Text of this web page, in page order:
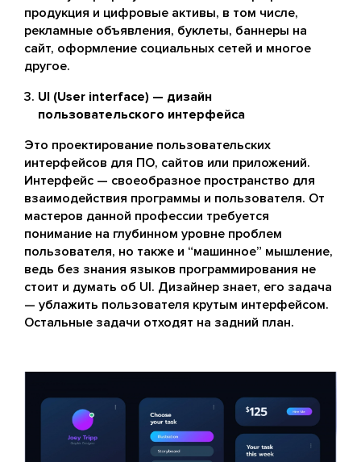
продукция и цифровые активы, в том числе,
рекламные объявления, буклеты, баннеры на
сайт, оформление социальных сетей и многое
другое.
UI (User interface) — дизайн
пользовательского интерфейса
Это проектирование пользовательских
интерфейсов для ПО, сайтов или приложений.
Интерфейс — своеобразное пространство для
взаимодействия программы и пользователя. От
мастеров данной профессии требуется
понимание на глубинном уровне проблем
пользователя, но также и “машинное” мышление,
ведь без знания языков программирования не
стоит и думать об UI. Дизайнер знает, его задача
— ублажить пользователя крутым интерфейсом.
Остальные задачи отходят на задний план.